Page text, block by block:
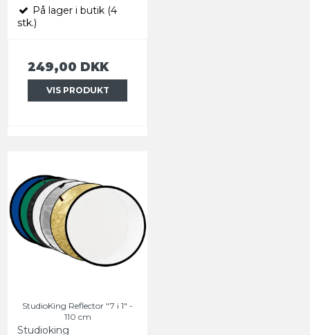
På lager i butik (4
stk.)
249,00 DKK
VIS PRODUKT
StudioKing Reflector "7 i 1" -
110 cm
Studioking